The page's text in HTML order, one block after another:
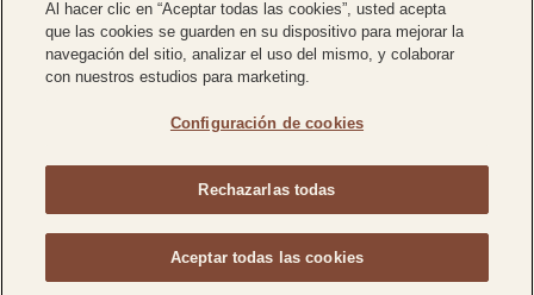
www.ferrerosustainability.com
Al hacer clic en “Aceptar todas las cookies”, usted acepta
que las cookies se guarden en su dispositivo para mejorar la
navegación del sitio, analizar el uso del mismo, y colaborar
con nuestros estudios para marketing.
Configuración de cookies
Rechazarlas todas
Aceptar todas las cookies